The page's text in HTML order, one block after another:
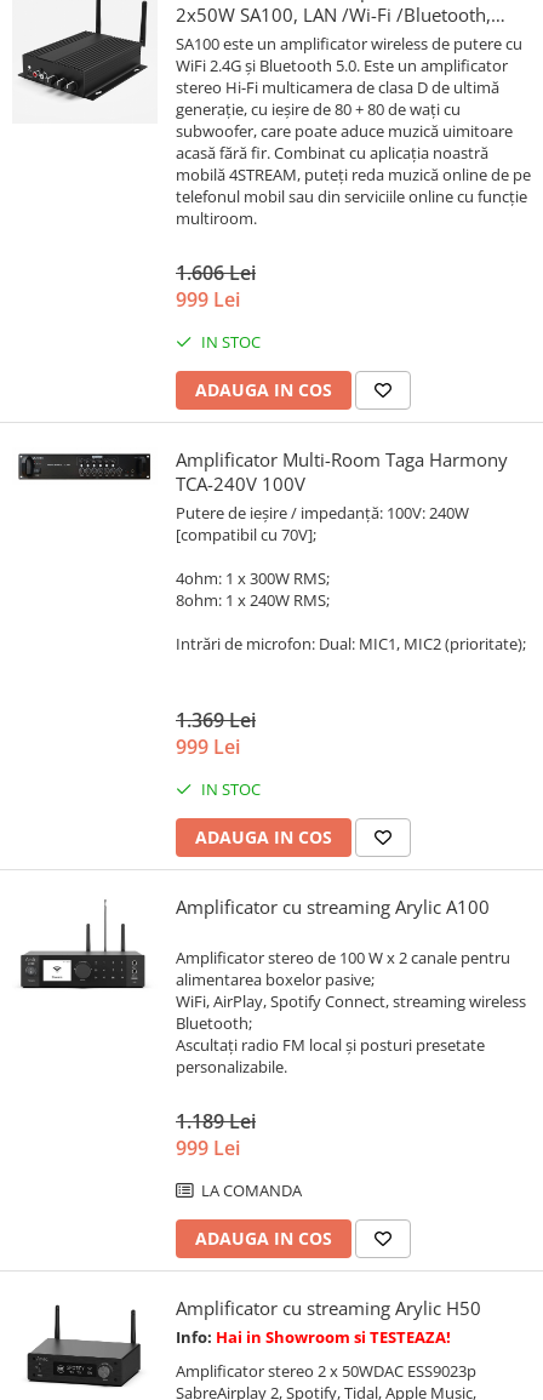
2x50W SA100, LAN /Wi-Fi /Bluetooth,
24bit/192kHz, Multiroom
SA100 este un amplificator wireless de putere cu
WiFi 2.4G și Bluetooth 5.0. Este un amplificator
stereo Hi-Fi multicamera de clasa D de ultimă
generație, cu ieșire de 80 + 80 de wați cu
subwoofer, care poate aduce muzică uimitoare
acasă fără fir. Combinat cu aplicația noastră
mobilă 4STREAM, puteți reda muzică online de pe
telefonul mobil sau din serviciile online cu funcție
multiroom.
1.606 Lei
999 Lei
IN STOC
ADAUGA IN COS
Amplificator Multi-Room Taga Harmony
TCA-240V 100V
Putere de ieșire / impedanță: 100V: 240W
[compatibil cu 70V];
4ohm: 1 x 300W RMS;
8ohm: 1 x 240W RMS;
Intrări de microfon: Dual: MIC1, MIC2 (prioritate);
1.369 Lei
999 Lei
IN STOC
ADAUGA IN COS
Amplificator cu streaming Arylic A100
Amplificator stereo de 100 W x 2 canale pentru
alimentarea boxelor pasive;
WiFi, AirPlay, Spotify Connect, streaming wireless
Bluetooth;
Ascultați radio FM local și posturi presetate
personalizabile.
1.189 Lei
999 Lei
LA COMANDA
ADAUGA IN COS
Amplificator cu streaming Arylic H50
Info: Hai in Showroom si TESTEAZA!
Amplificator stereo 2 x 50WDAC ESS9023p
SabreAirplay 2, Spotify, Tidal, Apple Music,